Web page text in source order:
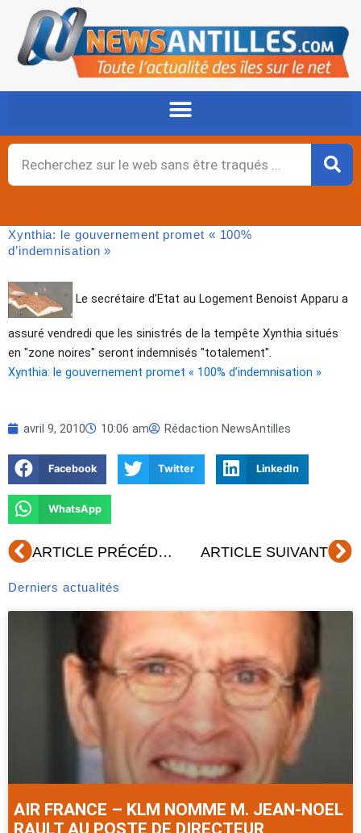
contenu
Rechercher
Xynthia: le gouvernement promet « 100%
d’indemnisation »
Le secrétaire d’Etat au Logement Benoist Apparu a
assuré vendredi que les sinistrés de la tempête Xynthia situés
en "zone noires" seront indemnisés "totalement".
Xynthia: le gouvernement promet « 100% d’indemnisation »
avril 9, 2010 10:06 am Rédaction NewsAntilles
Facebook Twitter LinkedIn
WhatsApp
Précédent ARTICLE PRÉCÉDENT ARTICLE SUIVANT
Derniers actualités
AIR FRANCE – KLM NOMME M. JEAN-NOEL
RAULT AU POSTE DE DIRECTEUR